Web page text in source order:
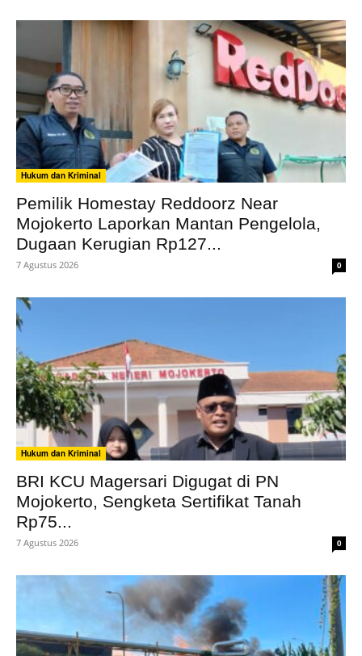
Hukum dan Kriminal
Pemilik Homestay Reddoorz Near
Mojokerto Laporkan Mantan Pengelola,
Dugaan Kerugian Rp127...
7 Agustus 2026 0
Hukum dan Kriminal
BRI KCU Magersari Digugat di PN
Mojokerto, Sengketa Sertifikat Tanah
Rp75...
7 Agustus 2026 0